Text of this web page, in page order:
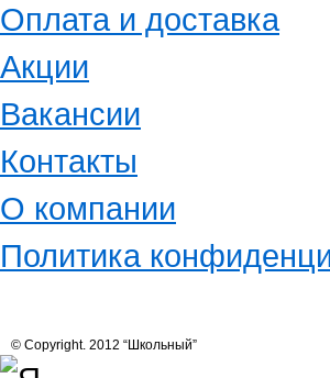
Оплата и доставка
Акции
Вакансии
Контакты
О компании
Политика
© Copyright. 2012 “Школьный”